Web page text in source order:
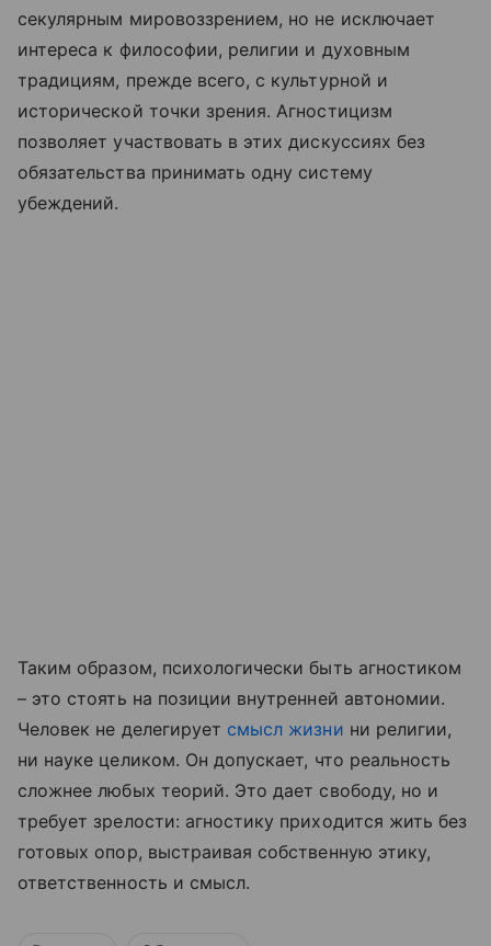
секулярным мировоззрением, но не исключает
интереса к философии, религии и духовным
традициям, прежде всего, с культурной и
исторической точки зрения. Агностицизм
позволяет участвовать в этих дискуссиях без
обязательства принимать одну систему
убеждений.
Таким образом, психологически быть агностиком
– это стоять на позиции внутренней автономии.
Человек не делегирует смысл жизни ни религии,
ни науке целиком. Он допускает, что реальность
сложнее любых теорий. Это дает свободу, но и
требует зрелости: агностику приходится жить без
готовых опор, выстраивая собственную этику,
ответственность и смысл.